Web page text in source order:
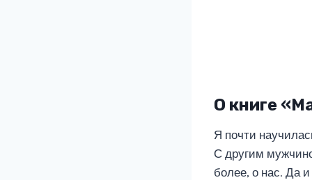
О книге
Я почти
С другим
более, о нас. Да